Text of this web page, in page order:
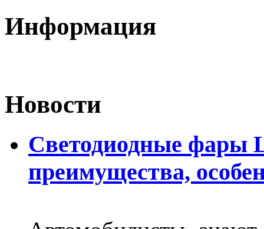
Информация
Новости
Светодиодные фары
преимущества,